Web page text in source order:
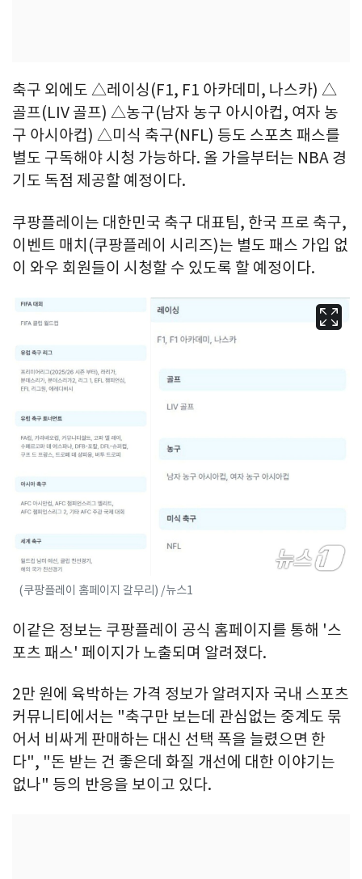
축구 외에도 △레이싱(F1, F1 아카데미, 나스카) △
골프(LIV 골프) △농구(남자 농구 아시아컵, 여자 농
구 아시아컵) △미식 축구(NFL) 등도 스포츠 패스를
별도 구독해야 시청 가능하다. 올 가을부터는 NBA 경
기도 독점 제공할 예정이다.
쿠팡플레이는 대한민국 축구 대표팀, 한국 프로 축구,
이벤트 매치(쿠팡플레이 시리즈)는 별도 패스 가입 없
이 와우 회원들이 시청할 수 있도록 할 예정이다.
(쿠팡플레이 홈페이지 갈무리) /뉴스1
이같은 정보는 쿠팡플레이 공식 홈페이지를 통해 '스
포츠 패스' 페이지가 노출되며 알려졌다.
2만 원에 육박하는 가격 정보가 알려지자 국내 스포츠
커뮤니티에서는 "축구만 보는데 관심없는 중계도 묶
어서 비싸게 판매하는 대신 선택 폭을 늘렸으면 한
다", "돈 받는 건 좋은데 화질 개선에 대한 이야기는
없나" 등의 반응을 보이고 있다.